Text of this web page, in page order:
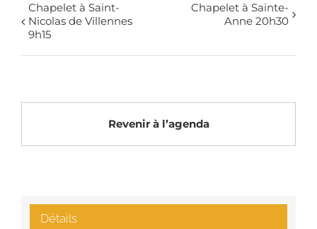
Chapelet à Saint-
Nicolas de Villennes
9h15
Chapelet à Sainte-
Anne 20h30
Revenir à l’agenda
Détails